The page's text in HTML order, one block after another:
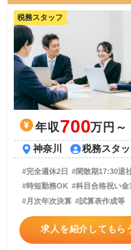
税務スタッフ
年収700万円～
神奈川 税務スタ
#完全週休2日
#閑散期17:30退
#時短勤務OK #科目合格祝い金
#月次年次決算 #試算表作成等
求人を紹介してもら